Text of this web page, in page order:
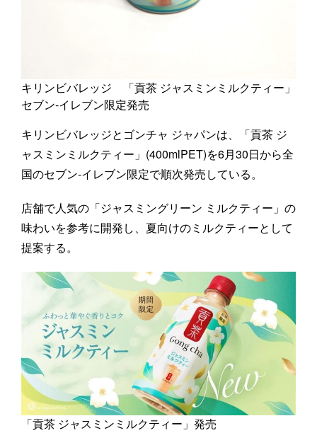
キリンビバレッジ 「貢茶 ジャスミンミルクティー」
セブン‐イレブン限定発売
キリンビバレッジとゴンチャ ジャパンは、「貢茶 ジ
ャスミンミルクティー」(400mlPET)を6月30日から全
国のセブン-イレブン限定で順次発売している。
店舗で人気の「ジャスミングリーン ミルクティー」の
味わいを参考に開発し、夏向けのミルクティーとして
提案する。
「貢茶 ジャスミンミルクティー」発売